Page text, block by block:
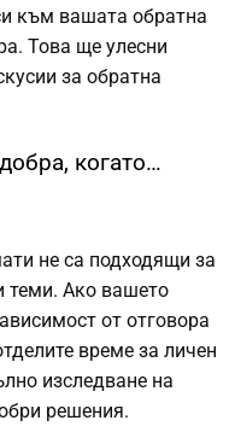
към вашата обратна
Това ще улесни
за обратна
когато…
не са подходящи за
теми. Ако вашето
от отговора
време за личен
изследване на
решения.